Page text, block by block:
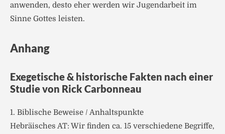
anwenden, desto eher werden wir Jugendarbeit im
Sinne Gottes leisten.
Anhang
Exegetische & historische Fakten nach einer
Studie von Rick Carbonneau
1. Biblische Beweise / Anhaltspunkte
Hebräisches AT: Wir finden ca. 15 verschiedene Begriffe,